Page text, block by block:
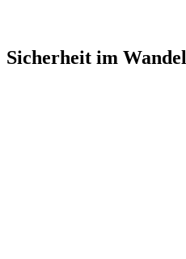
Sicherheit im Wandel